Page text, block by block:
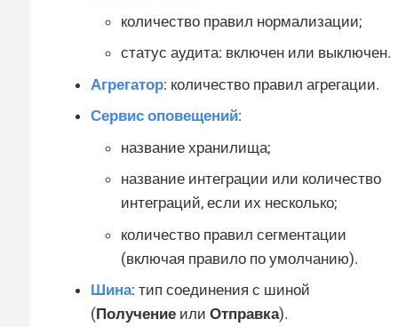
количество правил нормализации;
статус аудита: включен или выключен.
Агрегатор: количество правил агрегации.
Сервис оповещений:
название хранилища;
название интеграции или количество
интеграций, если их несколько;
количество правил сегментации
(включая правило по умолчанию).
Шина: тип соединения с шиной
(Получение или Отправка).